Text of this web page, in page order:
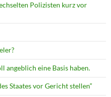
Polizisten kurz vor
angeblich eine Basis haben.
Staates vor Gericht stellen”